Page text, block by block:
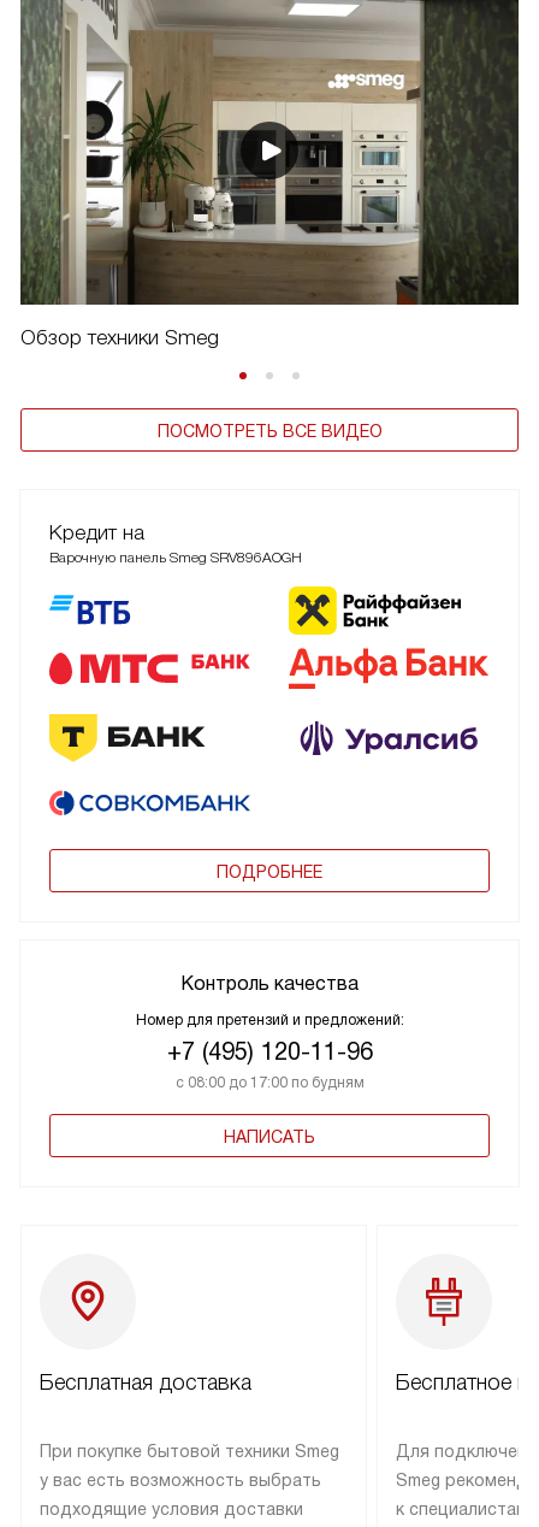
Обзор техники Smeg
ПОСМОТРЕТЬ ВСЕ ВИДЕО
Кредит на
Варочную панель Smeg SRV896AOGH
ПОДРОБНЕЕ
Контроль качества
Номер для претензий и предложений:
+7 (495) 120-11-96
с 08:00 до 17:00 по будням
Бесплатная доставка
При покупке бытовой техники Smeg
у вас есть возможность выбрать
подходящие условия доставки
Бесплатное
Для
Smeg
к специалистам